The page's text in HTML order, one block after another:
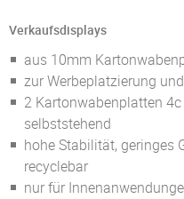
Verkaufsdisplays
aus 10mm
zur Werbeplatzierung
2 Kartonwabenplatten
selbststehend
hohe Stabilität, geringes
recyclebar
nur für